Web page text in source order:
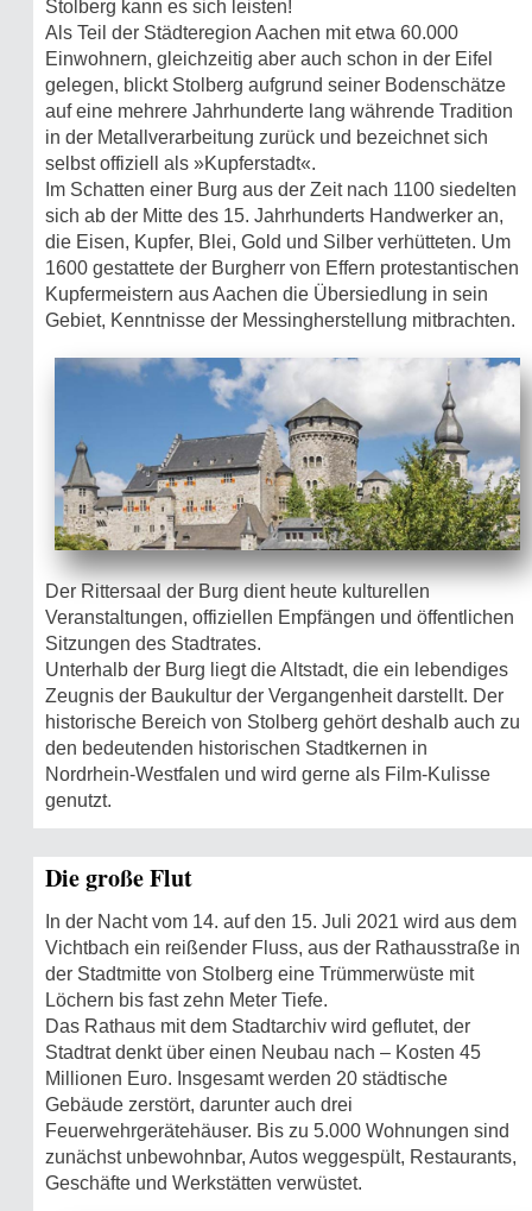
Stolberg kann es sich leisten!
Als Teil der Städteregion Aachen mit etwa 60.000
Einwohnern, gleichzeitig aber auch schon in der Eifel
gelegen, blickt Stolberg aufgrund seiner Bodenschätze
auf eine mehrere Jahrhunderte lang währende Tradition
in der Metallverarbeitung zurück und bezeichnet sich
selbst offiziell als »Kupferstadt«.
Im Schatten einer Burg aus der Zeit nach 1100 siedelten
sich ab der Mitte des 15. Jahrhunderts Handwerker an,
die Eisen, Kupfer, Blei, Gold und Silber verhütteten. Um
1600 gestattete der Burgherr von Effern protestantischen
Kupfermeistern aus Aachen die Übersiedlung in sein
Gebiet, Kenntnisse der Messingherstellung mitbrachten.
Der Rittersaal der Burg dient heute kulturellen
Veranstaltungen, offiziellen Empfängen und öffentlichen
Sitzungen des Stadtrates.
Unterhalb der Burg liegt die Altstadt, die ein lebendiges
Zeugnis der Baukultur der Vergangenheit darstellt. Der
historische Bereich von Stolberg gehört deshalb auch zu
den bedeutenden historischen Stadtkernen in
Nordrhein-Westfalen und wird gerne als Film-Kulisse
genutzt.
Die große Flut
In der Nacht vom 14. auf den 15. Juli 2021 wird aus dem
Vichtbach ein reißender Fluss, aus der Rathausstraße in
der Stadtmitte von Stolberg eine Trümmerwüste mit
Löchern bis fast zehn Meter Tiefe.
Das Rathaus mit dem Stadtarchiv wird geflutet, der
Stadtrat denkt über einen Neubau nach – Kosten 45
Millionen Euro. Insgesamt werden 20 städtische
Gebäude zerstört, darunter auch drei
Feuerwehrgerätehäuser. Bis zu 5.000 Wohnungen sind
zunächst unbewohnbar, Autos weggespült, Restaurants,
Geschäfte und Werkstätten verwüstet.